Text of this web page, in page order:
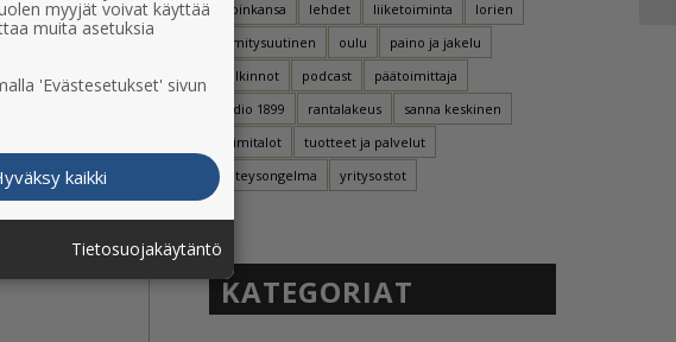
lapinkansa
lehdet liiketoiminta
lorien
nimitysuutinen
oulu
paino ja jakelu
palkinnot
podcast
päätoimittaja
radio 1899
rantalakeus
sanna keskinen
toimitalot
tuotteet ja palvelut
yhteysongelma
yritysostot
KATEGORIAT
myyjät voivat käyttää
muita asetuksia
'Evästesetukset' sivun
kaikki
Tietosuojakäytäntö